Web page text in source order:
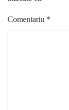
Comentariu *